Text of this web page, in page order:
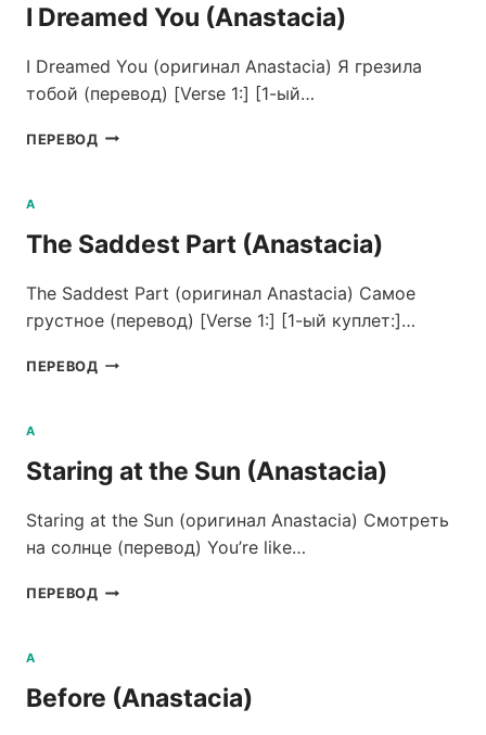
I Dreamed You (Anastacia)
I Dreamed You (оригинал Anastacia) Я грезила
тобой (перевод) [Verse 1:] [1-ый…
ПЕРЕВОД
A
The Saddest Part (Anastacia)
The Saddest Part (оригинал Anastacia) Самое
грустное (перевод) [Verse 1:] [1-ый куплет:]…
ПЕРЕВОД THE
A
Staring at the Sun (Anastacia)
Staring at the Sun (оригинал Anastacia) Смотреть
на солнце (перевод) You’re like…
ПЕРЕВОД STARING
A
Before (Anastacia)